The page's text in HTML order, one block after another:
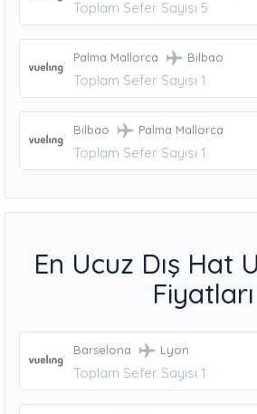
Toplam Sefer Sayısı 5
Palma Mallorca Bilbao
Toplam Sefer Sayısı 1
Bilbao Palma Mallorca
Toplam Sefer Sayısı 1
En Ucuz Dış Hat
Fiyatları
Barselona Lyon
Toplam Sefer Sayısı 1